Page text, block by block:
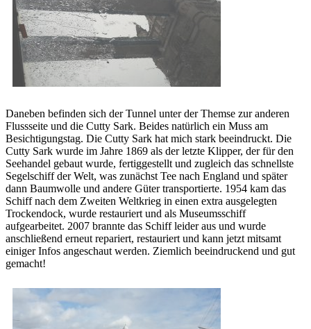
Daneben befinden sich der Tunnel unter der Themse zur anderen
Flussseite und die Cutty Sark. Beides natürlich ein Muss am
Besichtigungstag. Die Cutty Sark hat mich stark beeindruckt. Die
Cutty Sark wurde im Jahre 1869 als der letzte Klipper, der für den
Seehandel gebaut wurde, fertiggestellt und zugleich das schnellste
Segelschiff der Welt, was zunächst Tee nach England und später
dann Baumwolle und andere Güter transportierte. 1954 kam das
Schiff nach dem Zweiten Weltkrieg in einen extra ausgelegten
Trockendock, wurde restauriert und als Museumsschiff
aufgearbeitet. 2007 brannte das Schiff leider aus und wurde
anschließend erneut repariert, restauriert und kann jetzt mitsamt
einiger Infos angeschaut werden. Ziemlich beeindruckend und gut
gemacht!